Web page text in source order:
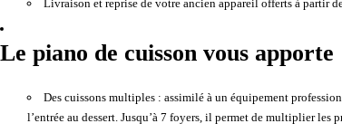
Livraison et reprise de votre ancien appareil offerts à partir
Le piano de cuisson vous apporte
Des cuissons multiples : assimilé à un équipement
l’entrée au dessert. Jusqu’à 7 foyers, il permet de multiplier les